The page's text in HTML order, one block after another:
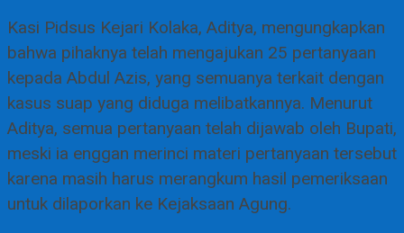
Kasi Pidsus Kejari Kolaka, Aditya, mengungkapkan
bahwa pihaknya telah mengajukan 25 pertanyaan
kepada Abdul Azis, yang semuanya terkait dengan
kasus suap yang diduga melibatkannya. Menurut
Aditya, semua pertanyaan telah dijawab oleh Bupati,
meski ia enggan merinci materi pertanyaan tersebut
karena masih harus merangkum hasil pemeriksaan
untuk dilaporkan ke Kejaksaan Agung.